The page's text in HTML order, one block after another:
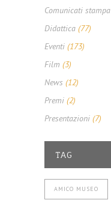
Comunicati stampa
Didattica (77)
Eventi (173)
Film (3)
News (12)
Premi (2)
Presentazioni (7)
TAG
AMICO MUSEO